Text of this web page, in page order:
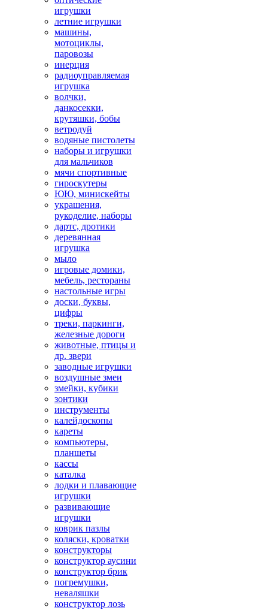
игрушки
летние игрушки
машины,
мотоциклы,
паровозы
инерция
радиоуправляемая
игрушка
волчки,
данкосекки,
крутяшки, бобы
ветродуй
водяные пистолеты
наборы и игрушки
для мальчиков
мячи спортивные
гироскутеры
ЮЮ, минискейты
украшения,
рукоделие, наборы
дартс, дротики
деревянная
игрушка
мыло
игровые домики,
мебель, рестораны
настольные игры
доски, буквы,
цифры
треки, паркинги,
железные дороги
животные, птицы и
др. звери
заводные игрушки
воздушные змеи
змейки, кубики
зонтики
инструменты
калейдоскопы
кареты
компьютеры,
планшеты
кассы
каталка
лодки и плавающие
игрушки
развивающие
игрушки
коврик пазлы
коляски, кроватки
конструкторы
конструктор аусини
конструктор брик
погремушки,
неваляшки
конструктор лозь